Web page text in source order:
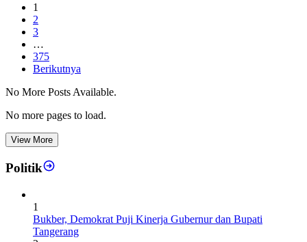
1
2
3
…
375
Berikutnya
No More Posts Available.
No more pages to load.
View More
Politik
1
Bukber, Demokrat Puji Kinerja Gubernur dan Bupati
Tangerang